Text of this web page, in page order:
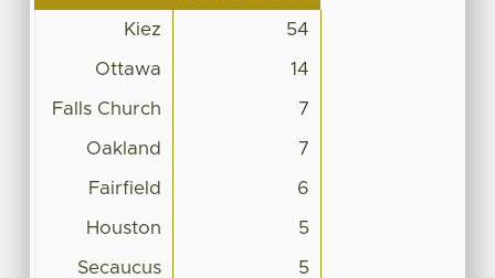
Kiez 54
Ottawa 14
Falls Church 7
Oakland 7
Fairfield 6
Houston 5
Secaucus 5